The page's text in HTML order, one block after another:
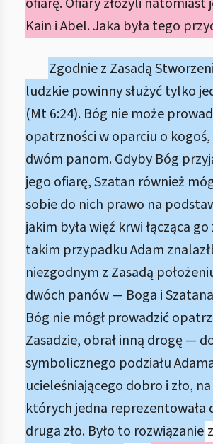
Kain i Abel. Jaka była tego
Zgodnie z Zasadą
ludzkie powinny służyć tylko
(Mt 6:24). Bóg nie może
opatrzności w oparciu o kogoś,
dwóm panom. Gdyby Bóg
jego ofiarę, Szatan również
sobie do nich prawo na
jakim była więź krwi łącząca
takim przypadku Adam
niezgodnym z Zasadą
dwóch panów — Boga i
Bóg nie mógł prowadzić
Zasadzie, obrał inną drogę —
symbolicznego podziału
ucieleśniającego dobro i zło,
których jedna reprezentowała
druga zło. Było to rozwiązanie